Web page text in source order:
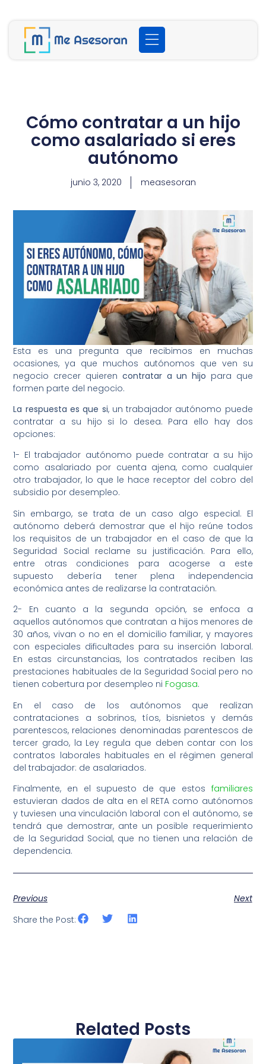
Cómo contratar a un hijo
como asalariado si eres
autónomo
junio 3, 2020 measesoran
Esta es una pregunta que recibimos en muchas
ocasiones, ya que muchos autónomos que ven su
negocio crecer quieren contratar a un hijo para que
formen parte del negocio.
La respuesta es que si, un trabajador autónomo puede
contratar a su hijo si lo desea. Para ello hay dos
opciones:
1- El trabajador autónomo puede contratar a su hijo
como asalariado por cuenta ajena, como cualquier
otro trabajador, lo que le hace receptor del cobro del
subsidio por desempleo.
Sin embargo, se trata de un caso algo especial. El
autónomo deberá demostrar que el hijo reúne todos
los requisitos de un trabajador en el caso de que la
Seguridad Social reclame su justificación. Para ello,
entre otras condiciones para acogerse a este
supuesto debería tener plena independencia
económica antes de realizarse la contratación.
2- En cuanto a la segunda opción, se enfoca a
aquellos autónomos que contratan a hijos menores de
30 años, vivan o no en el domicilio familiar, y mayores
con especiales dificultades para su inserción laboral.
En estas circunstancias, los contratados reciben las
prestaciones habituales de la Seguridad Social pero no
tienen cobertura por desempleo ni Fogasa.
En el caso de los autónomos que realizan
contrataciones a sobrinos, tíos, bisnietos y demás
parentescos, relaciones denominadas parentescos de
tercer grado, la Ley regula que deben contar con los
contratos laborales habituales en el régimen general
del trabajador: de asalariados.
Finalmente, en el supuesto de que estos familiares
estuvieran dados de alta en el RETA como autónomos
y tuviesen una vinculación laboral con el autónomo, se
tendrá que demostrar, ante un posible requerimiento
de la Seguridad Social, que no tienen una relación de
dependencia.
Previous
Next
Share the Post:
Related Posts